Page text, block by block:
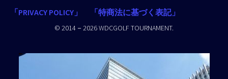
「PRIVACY POLICY」 「特商法に基づく表記」
© 2014－2026 WDCGOLF TOURNAMENT.